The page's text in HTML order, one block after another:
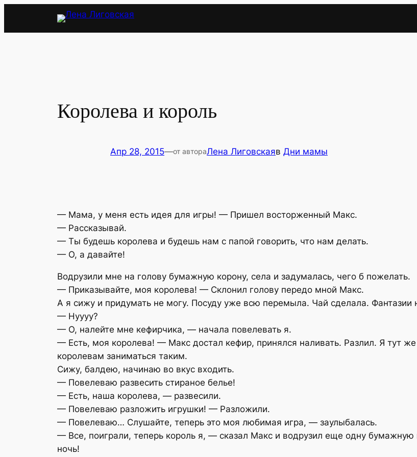
Королева и король
Апр 28, 2015—от автораЛена Лиговскаяв Дни мамы
— Мама, у меня есть идея для игры! — Пришел восторженный Макс.
— Рассказывай.
— Ты будешь королева и будешь нам с папой говорить, что нам делать.
— О, а давайте!
Водрузили мне на голову бумажную корону, села и задумалась, чего б пожелать.
— Приказывайте, моя королева! — Склонил голову передо мной Макс.
А я сижу и придумать не могу. Посуду уже всю перемыла. Чай сделала. Фантазии
— Нуууу?
— О, налейте мне кефирчика, — начала повелевать я.
— Есть, моя королева! — Макс достал кефир, принялся наливать. Разлил. Я тут
королевам заниматься таким.
Сижу, балдею, начинаю во вкус входить.
— Повелеваю развесить стираное белье!
— Есть, наша королева, — развесили.
— Повелеваю разложить игрушки! — Разложили.
— Повелеваю… Слушайте, теперь это моя любимая игра, — заулыбалась.
— Все, поиграли, теперь король я, — сказал Макс и водрузил еще одну
ночь!